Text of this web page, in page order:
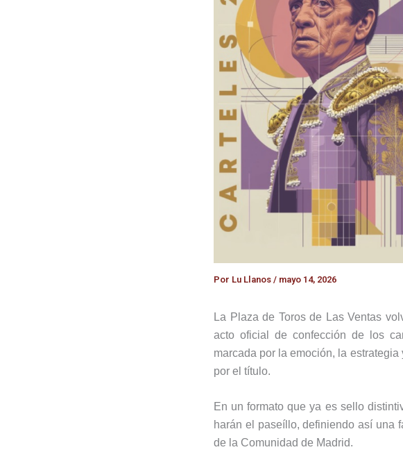
Por Lu Llanos / mayo 14, 2026
La Plaza de Toros de Las Ventas
acto oficial de confección de los
marcada por la emoción, la
por el título.
En un formato que ya es sello
harán el paseíllo, definiendo así una
de la Comunidad de Madrid.